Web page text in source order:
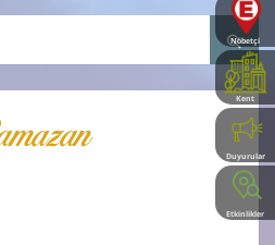
Nöbetçi
Eczaneler
Kent
Rehberi
Duyurular
Etkinlikler